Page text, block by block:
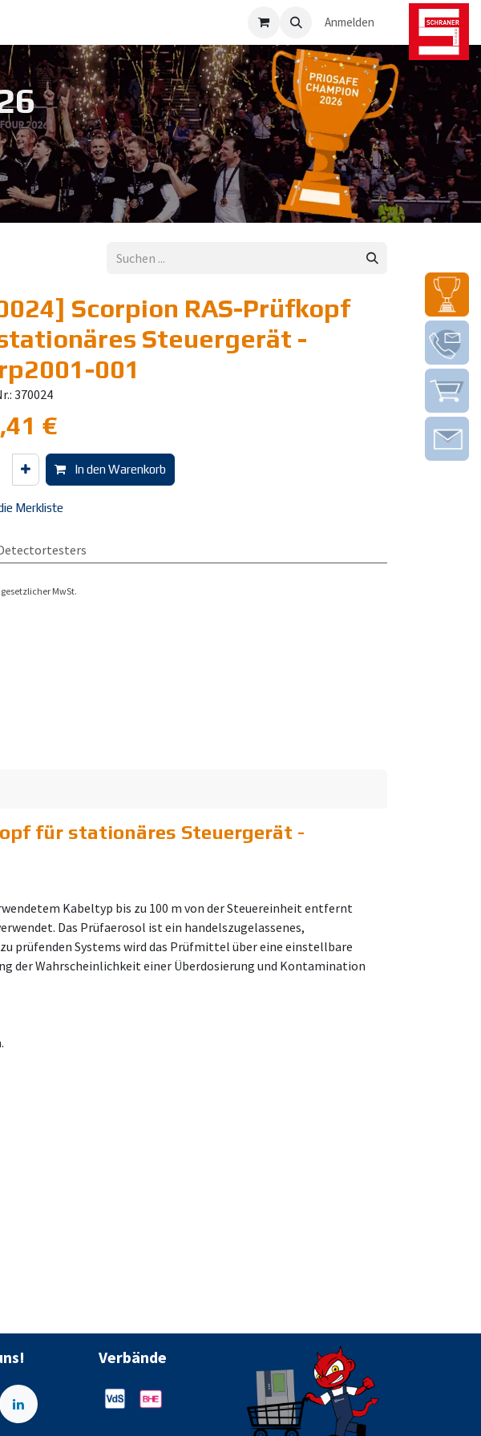
Anmelden
Scorpion RAS-Prüfkopf
Steuergerät -
001
370024
€
In den Warenkorb
Merkliste
MwSt.
für stationäres Steuergerät -
Kabeltyp bis zu 100 m von der Steuereinheit entfernt
Das Prüfaerosol ist ein handelszugelassenes,
prüfenden Systems wird das Prüfmittel über eine einstellbare
der Wahrscheinlichkeit einer Überdosierung und Kontamination
Verbände